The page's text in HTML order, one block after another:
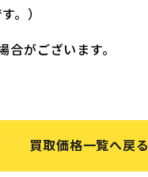
。）
がございます。
買取価格一覧へ戻る